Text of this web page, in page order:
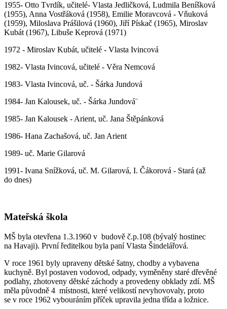
1955- Otto Tvrdík, učitelé- Vlasta Jedličková, Ludmila Beníšková
(1955), Anna Vostřáková (1958), Emilie Moravcová - Vňuková
(1959), Miloslava Prášilová (1960), Jiří Pískač (1965), Miroslav
Kubát (1967), Libuše Keprová (1971)
1972 - Miroslav Kubát, učitelé - Vlasta Ivincová
1982- Vlasta Ivincová, učitelé - Věra Nemcová
1983- Vlasta Ivincová, uč. - Šárka Jundová
1984- Jan Kalousek, uč. - Šárka Jundová¨
1985- Jan Kalousek - Arient, uč. Jana Štěpánková
1986- Hana Zachašová, uč. Jan Arient
1989- uč. Marie Gilarová
1991- Ivana Snížková, uč. M. Gilarová, I. Čákorová - Stará (až
do dnes)
Mateřská škola
MŠ byla otevřena 1.3.1960 v budově č.p.108 (bývalý hostinec
na Havaji). První ředitelkou byla paní Vlasta Šindelářová.
V roce 1961 byly upraveny dětské šatny, chodby a vybavena
kuchyně. Byl postaven vodovod, odpady, vyměněny staré dřevěné
podlahy, zhotoveny dětské záchody a provedeny obklady zdí. MŠ
měla původně 4 místnosti, které velikostí nevyhovovaly, proto
se v roce 1962 vybouráním příček upravila jedna třída a ložnice.